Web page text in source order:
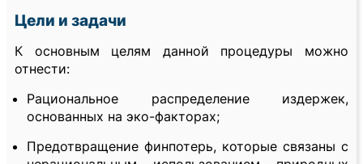
Цели и задачи
К основным целям данной процедуры можно
отнести:
Рациональное распределение издержек,
основанных на эко-факторах;
Предотвращение финпотерь, которые связаны с